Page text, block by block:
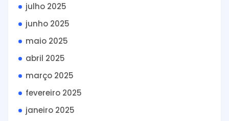
julho 2025
junho 2025
maio 2025
abril 2025
março 2025
fevereiro 2025
janeiro 2025